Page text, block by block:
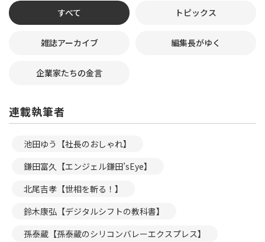
すべて トピックス
雑誌アーカイブ 編集長がゆく
企業家たちの金言
連載執筆者
池田ゆう【社長のおしゃれ】
鎌田富久【エンジェル鎌田’sEye】
北尾吉孝【世相を斬る！】
鈴木康弘【デジタルシフトの教科書】
孫泰蔵【孫泰蔵のシリコンバレーエクスプレス】